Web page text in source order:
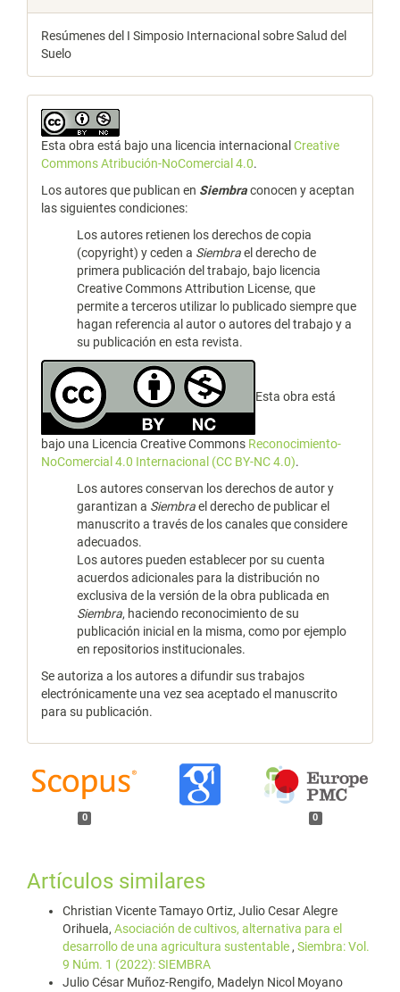
Resúmenes del I Simposio Internacional sobre Salud del
Suelo
Esta obra está bajo una licencia internacional Creative
Commons Atribución-NoComercial 4.0.
Los autores que publican en Siembraconocen y aceptan
las siguientes condiciones:
Los autores retienen los derechos de copia
(copyright) y ceden a Siembrael derecho de
primera publicación del trabajo, bajo licencia
Creative Commons Attribution License, que
permite a terceros utilizar lo publicado siempre que
hagan referencia al autor o autores del trabajo y a
su publicación en esta revista.
Esta obra está
bajo una Licencia Creative Commons Reconocimiento-
NoComercial 4.0 Internacional (CC BY-NC 4.0).
Los autores conservan los derechos de autor y
garantizan a Siembrael derecho de publicar el
manuscrito a través de los canales que considere
adecuados.
Los autores pueden establecer por su cuenta
acuerdos adicionales para la distribución no
exclusiva de la versión de la obra publicada en
Siembra, haciendo reconocimiento de su
publicación inicial en la misma, como por ejemplo
en repositorios institucionales.
Se autoriza a los autores a difundir sus trabajos
electrónicamente una vez sea aceptado el manuscrito
para su publicación.
0 0
Artículos similares
Christian Vicente Tamayo Ortiz, Julio Cesar Alegre
Orihuela, Asociación de cultivos, alternativa para el
desarrollo de una agricultura sustentable, Siembra: Vol.
9 Núm. 1 (2022): SIEMBRA
Julio César Muñoz-Rengifo, Madelyn Nicol Moyano